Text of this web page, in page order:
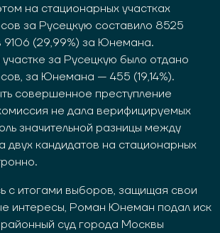
на стационарных участках
за Русецкую составило 8525
9106 (29,99%) за Юнемана.
за Русецкую было отдано
за Юнемана — 455 (19,14%).
совершенное преступление
не дала верифицируемых
значительной разницы между
двух кандидатов на стационарных
с итогами выборов, защищая свои
интересы, Роман Юнеман подал иск
суд города Москвы